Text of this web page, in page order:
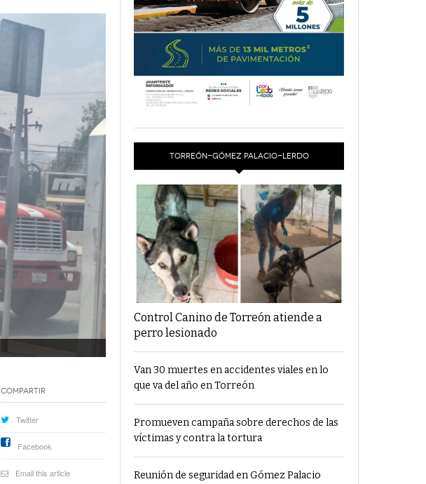
Compartir
Twitter
Facebook
Email this article
TORREÓN-GÓMEZ PALACIO-LERDO
Control Canino de Torreón atiende a
perro lesionado
Van 30 muertes en accidentes viales en lo
que va del año en Torreón
Promueven campaña sobre derechos de las
víctimas y contra la tortura
Reunión de seguridad en Gómez Palacio